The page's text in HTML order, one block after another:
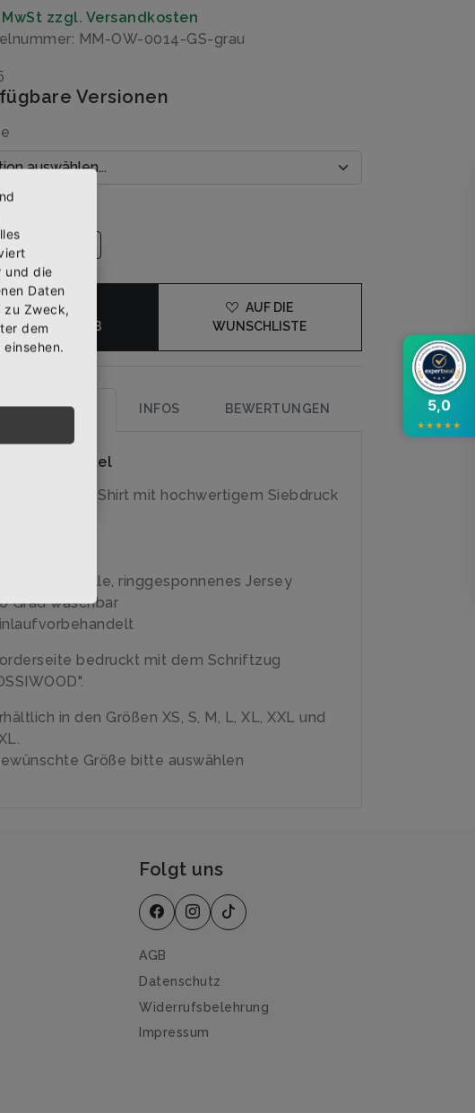
zzgl. Versandkosten
MM-OW-0014-GS-grau
Versionen
IN DEN
WARENKORB
AUF DIE
WUNSCHLISTE
INFOS BEWERTUNGEN
den Artikel
Girly-Shirt mit hochwertigem Siebdruck
Baumwolle, ringgesponnenes Jersey
Grad waschbar
bedruckt mit dem Schriftzug
in den Größen XS, S, M, L, XL, XXL und
Größe bitte auswählen
Folgt uns
AGB
Datenschutz
Widerrufsbelehrung
Impressum
und
und die
Daten
zu Zweck,
dem
5,0
★★★★★